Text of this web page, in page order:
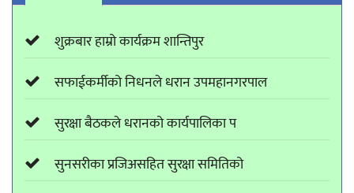
शुक्रबार हाम्रो कार्यक्रम शान्तिपुर
सफाईकर्मीको निधनले धरान उपमहानगरपाल
सुरक्षा बैठकले धरानको कार्यपालिका प
सुनसरीका प्रजिअसहित सुरक्षा समितिको